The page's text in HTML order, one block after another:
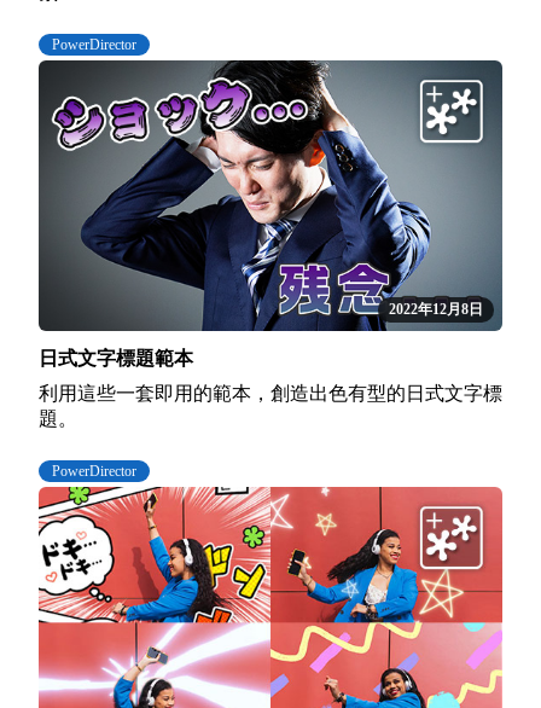
PowerDirector
2022年12月8日
日式文字標題範本
利用這些一套即用的範本，創造出色有型的日式文字標
題。
PowerDirector